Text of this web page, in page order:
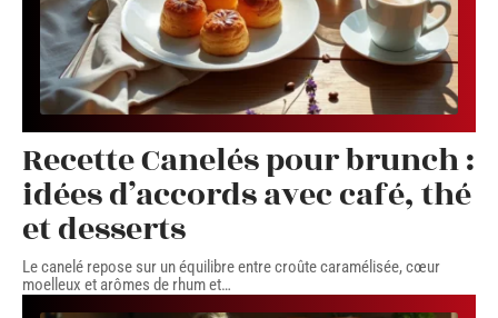
Recette Canelés pour brunch :
idées d’accords avec café, thé
et desserts
Le canelé repose sur un équilibre entre croûte caramélisée, cœur
moelleux et arômes de rhum et…